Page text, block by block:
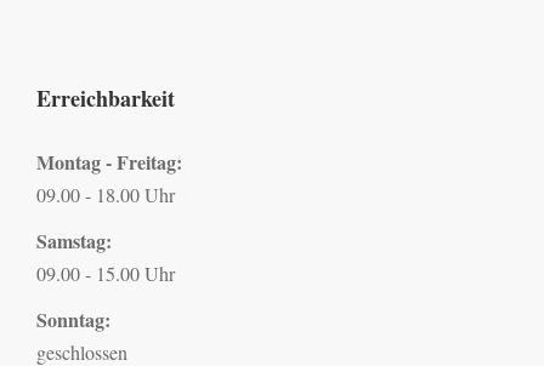
Erreichbarkeit
Montag - Freitag:
09.00 - 18.00 Uhr
Samstag:
09.00 - 15.00 Uhr
Sonntag:
geschlossen